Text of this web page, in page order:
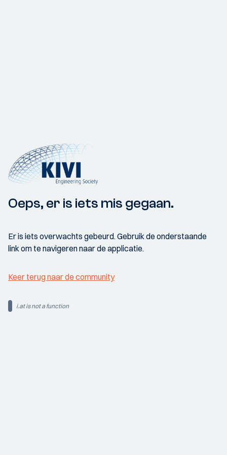
Oeps, er is iets mis gegaan.
Er is iets overwachts gebeurd. Gebruik de onderstaande
link om te navigeren naar de applicatie.
Keer terug naar de community
i.at is not a function